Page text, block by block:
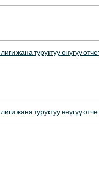
жана туруктуу өнүгүү
жана туруктуу өнүгүү